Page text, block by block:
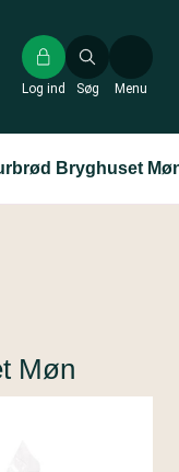
Søg
Log ind Menu
Bryghuset
Møn